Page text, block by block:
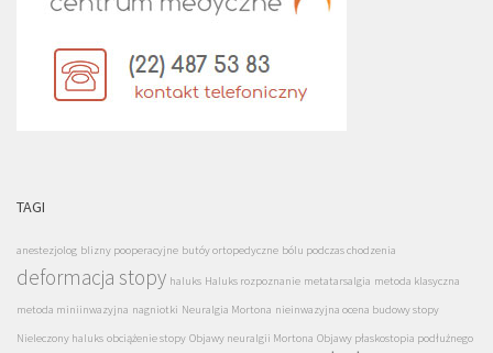
TAGI
anestezjolog blizny pooperacyjne butóy ortopedyczne bólu podczas chodzenia
deformacja stopy haluks Haluks rozpoznanie metatarsalgia metoda klasyczna
metoda miniinwazyjna nagniotki Neuralgia Mortona nieinwazyjna ocena budowy stopy
Nieleczony haluks obciążenie stopy Objawy neuralgii Mortona Objawy płaskostopia podłużnego